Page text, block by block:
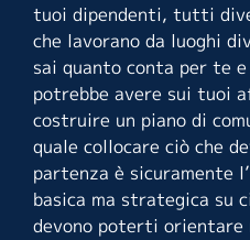
tuoi dipendenti, tutti
che lavorano da luoghi
sai quanto conta per te e
potrebbe avere sui tuoi
costruire un piano di
quale collocare ciò che
partenza è sicuramente
basica ma strategica su
devono poterti orientare